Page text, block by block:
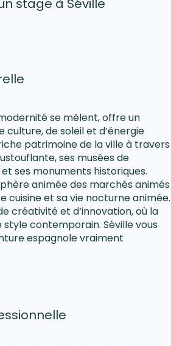
stage à Séville
se mêlent, offre un
de soleil et d’énergie
patrimoine de la ville à travers
ses musées de
ses monuments historiques.
animée des marchés animés
cuisine et sa vie nocturne animée.
créativité et d’innovation, où la
contemporain. Séville vous
espagnole vraiment